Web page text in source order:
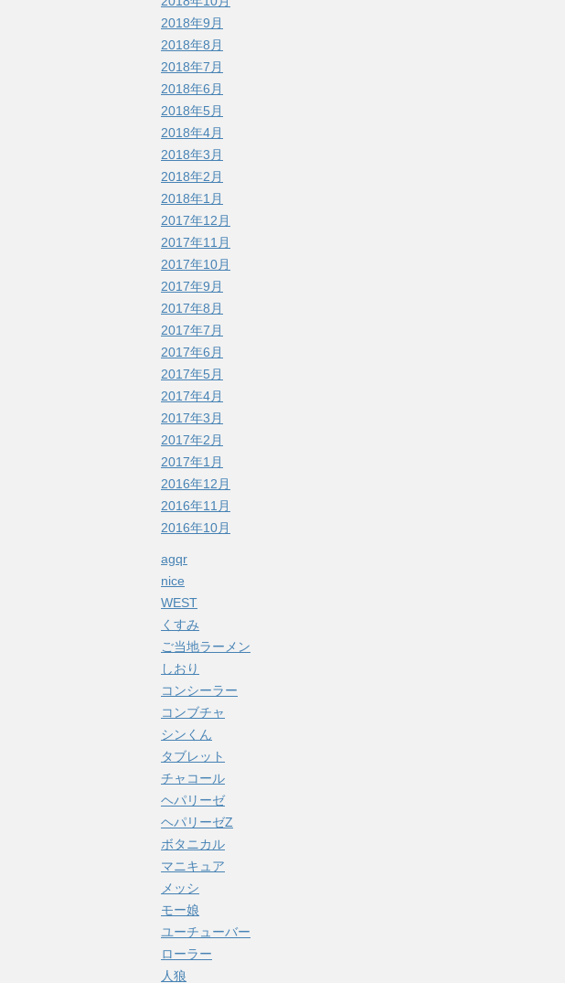
2018年9月
2018年8月
2018年7月
2018年6月
2018年5月
2018年4月
2018年3月
2018年2月
2018年1月
2017年12月
2017年11月
2017年10月
2017年9月
2017年8月
2017年7月
2017年6月
2017年5月
2017年4月
2017年3月
2017年2月
2017年1月
2016年12月
2016年11月
2016年10月
agqr
nice
WEST
くすみ
ご当地ラーメン
しおり
コンシーラー
コンブチャ
シンくん
タブレット
チャコール
ヘパリーゼ
ヘパリーゼZ
ボタニカル
マニキュア
メッシ
モー娘
ユーチューバー
ローラー
人狼